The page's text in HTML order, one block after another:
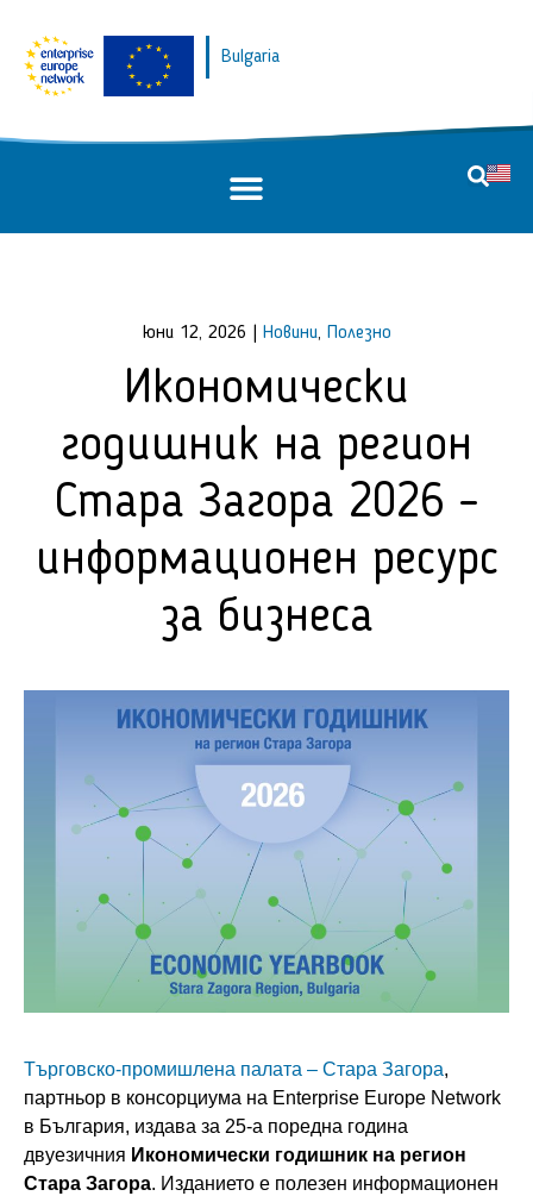
Bulgaria
юни 12, 2026 Новини, Полезно
Икономически
годишник на регион
Стара Загора 2026 –
информационен ресурс
за бизнеса
Търговско-промишлена палата – Стара Загора,
партньор в консорциума на Enterprise Europe Network
в България, издава за 25-а поредна година
двуезичния Икономически годишник на регион
Стара Загора. Изданието е полезен информационен